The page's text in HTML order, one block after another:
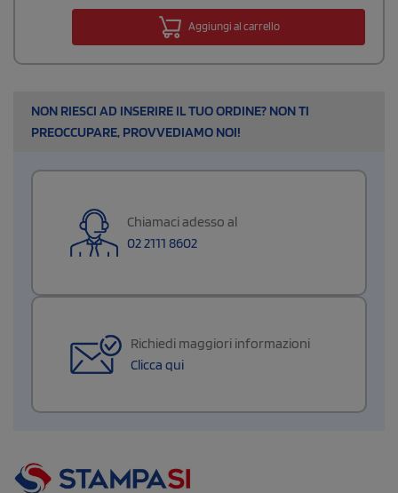
Aggiungi al carrello
NON RIESCI AD INSERIRE IL TUO ORDINE? NON TI
PREOCCUPARE, PROVVEDIAMO NOI!
Chiamaci adesso al
02 2111 8602
Richiedi maggiori informazioni
Clicca qui